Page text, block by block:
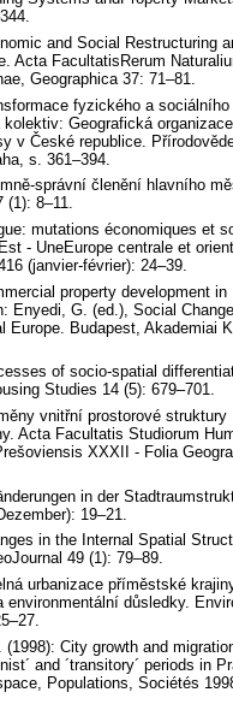
and Social Restructuring
Acta FacultatisRerum
Geographica 37: 71–81.
fyzického a
Geografická
v České republice.
s. 361–394.
správní členění hlavního
(1): 8–11.
mutations économiques et
- UneEurope centrale et
(janvier-février): 24–39.
property development in
Enyedi, G. (ed.), Social
Europe. Budapest, Akademiai
of socio-spatial
Studies 14 (5): 679–701.
vnitřní prostorové struktury
Acta Facultatis Studiorum
XXXII - Folia
in der
19–21.
in the Internal Spatial
49 (1): 79–89.
urbanizace příměstské
důsledky.
City growth and
and ´transitory´ periods in
Populations, Sociétés